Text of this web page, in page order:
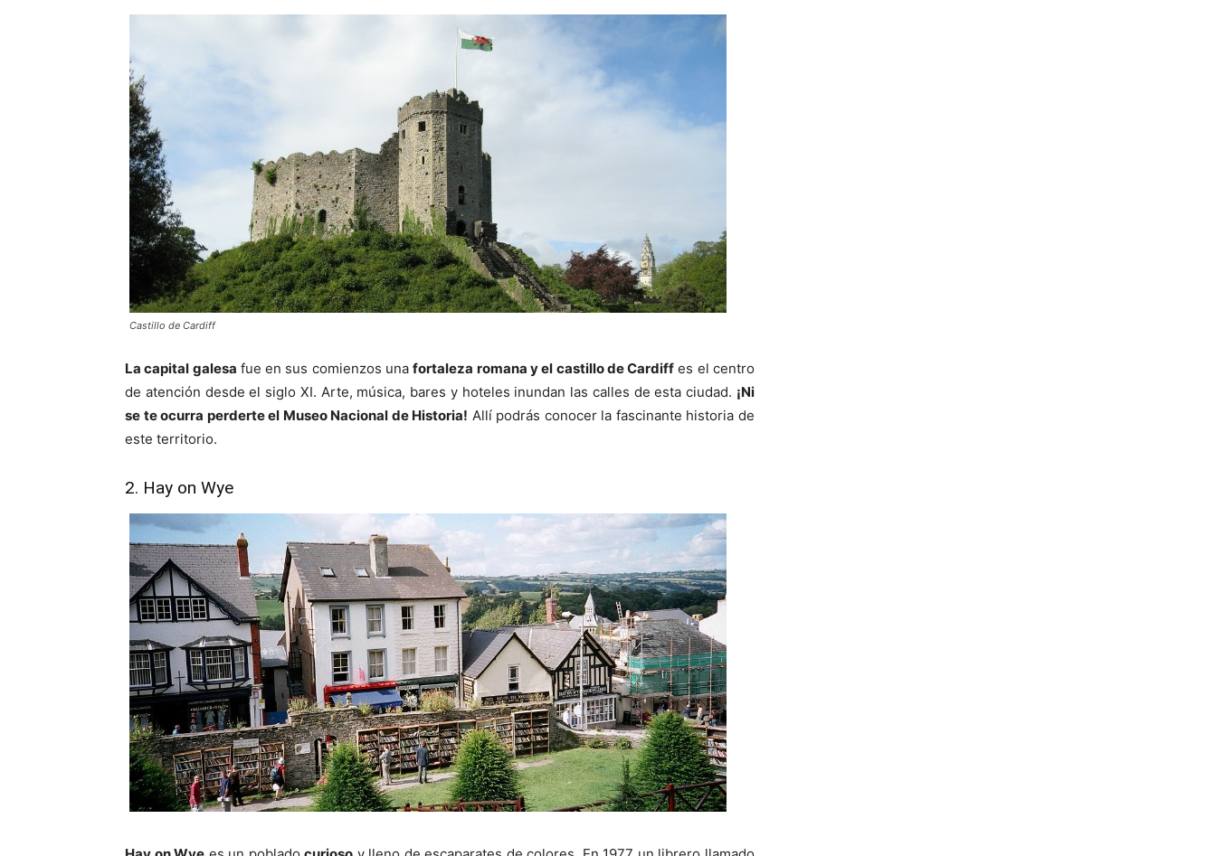
Castillo de Cardiff
La capital galesa fue en sus comienzos unafortaleza romana y el castillo de Cardiff es el centro
de atención desde el siglo XI. Arte, música, bares y hoteles inundan las calles de esta ciudad. ¡Ni
se te ocurra perderte el Museo Nacional de Historia! Allí podrás conocer la fascinante historia de
este territorio.
2. Hay on Wye